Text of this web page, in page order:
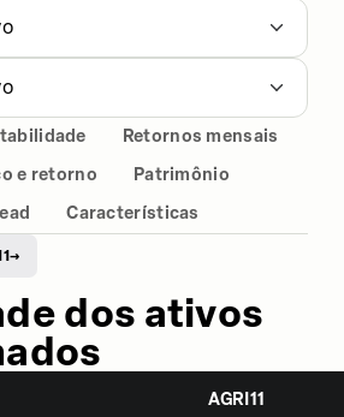
Retornos mensais
e retorno
Patrimônio
Características
→
dos ativos
AGRI11